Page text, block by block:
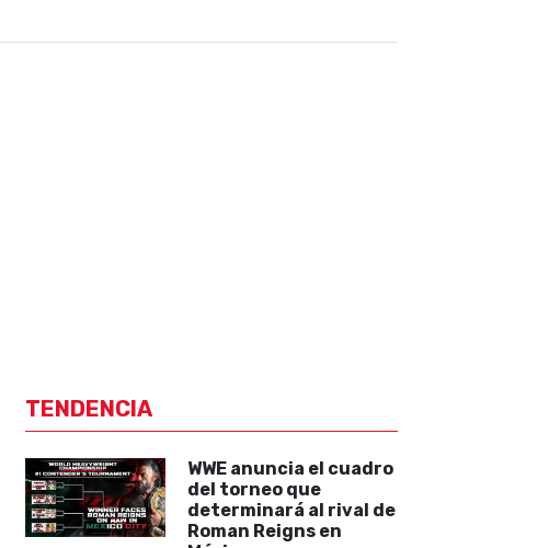
TENDENCIA
WWE anuncia el cuadro
del torneo que
determinará al rival de
Roman Reigns en